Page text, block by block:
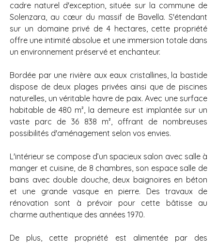
cadre naturel d'exception, située sur la commune de
Solenzara, au cœur du massif de Bavella. S'étendant
sur un domaine privé de 4 hectares, cette propriété
offre une intimité absolue et une immersion totale dans
un environnement préservé et enchanteur.
Bordée par une rivière aux eaux cristallines, la bastide
dispose de deux plages privées ainsi que de piscines
naturelles, un véritable havre de paix. Avec une surface
habitable de 480 m², la demeure est implantée sur un
vaste parc de 36 838 m², offrant de nombreuses
possibilités d'aménagement selon vos envies.
L'intérieur se compose d’un spacieux salon avec salle à
manger et cuisine, de 8 chambres, son espace salle de
bains avec double douche, deux baignoires en béton
et une grande vasque en pierre. Des travaux de
rénovation sont à prévoir pour cette bâtisse au
charme authentique des années 1970.
De plus, cette propriété est alimentée par des